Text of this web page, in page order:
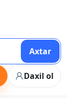
Axtar
Daxil ol